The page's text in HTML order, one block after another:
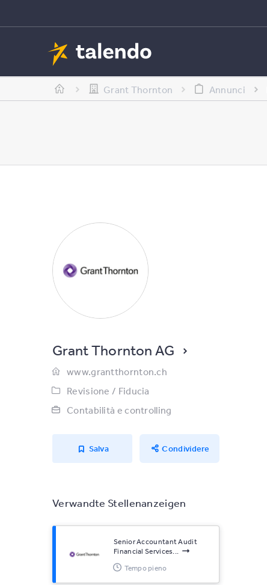
Grant Thornton Annunci
Grant Thornton AG
www.grantthornton.ch
Revisione / Fiducia
Contabilità e controlling
Salva Condividere
Verwandte Stellenanzeigen
Senior Accountant Audit
Financial Services...
Tempo pieno